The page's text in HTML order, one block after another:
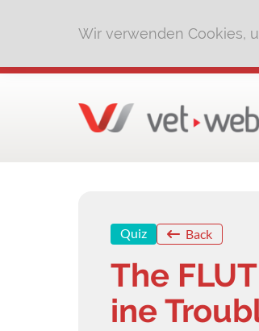
Wir verwenden Cookies,
Quiz Back
The
ine